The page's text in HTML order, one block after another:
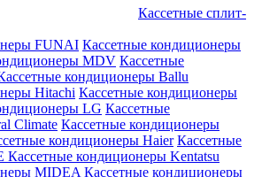
Кассетные сплит-
FUNAI Кассетные кондиционеры
MDV Кассетные
кондиционеры Ballu
Hitachi Кассетные кондиционеры
LG Кассетные
Climate Кассетные кондиционеры
кондиционеры Haier Кассетные
Кассетные кондиционеры Kentatsu
MIDEA Кассетные кондиционеры